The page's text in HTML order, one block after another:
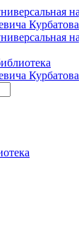
Курбатова